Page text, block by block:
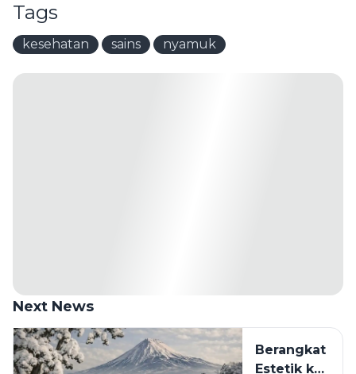
Tags
kesehatan sains nyamuk
Next News
Berangkat
Estetik ke